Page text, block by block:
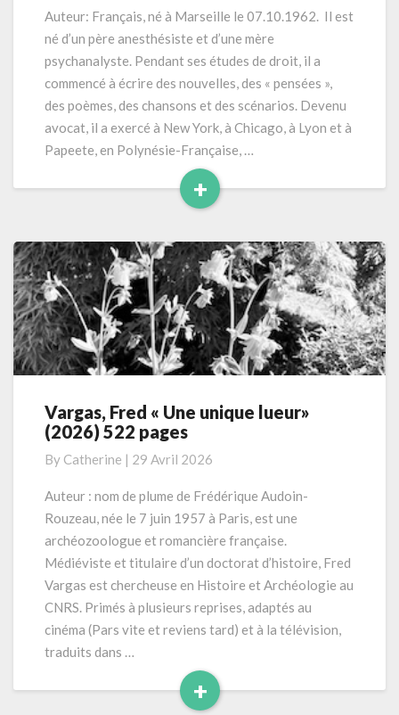
eau
profonde »
(2022)
496
pages
Auteur: Français, né à Marseille le 07.10.1962. Il est
né d’un père anesthésiste et d’une mère
psychanalyste. Pendant ses études de droit, il a
commencé à écrire des nouvelles, des « pensées »,
des poèmes, des chansons et des scénarios. Devenu
avocat, il a exercé à New York, à Chicago, à Lyon et à
Papeete, en Polynésie-Française, …
+
Read
Vargas,
Fred
unique
lueur»
522
pages
Vargas, Fred « Une unique lueur»
(2026) 522 pages
By Catherine | 29 Avril 2026
Auteur : nom de plume de Frédérique Audoin-
Rouzeau, née le 7 juin 1957 à Paris, est une
archéozoologue et romancière française.
Médiéviste et titulaire d’un doctorat d’histoire, Fred
Vargas est chercheuse en Histoire et Archéologie au
CNRS. Primés à plusieurs reprises, adaptés au
cinéma (Pars vite et reviens tard) et à la télévision,
traduits dans …
+